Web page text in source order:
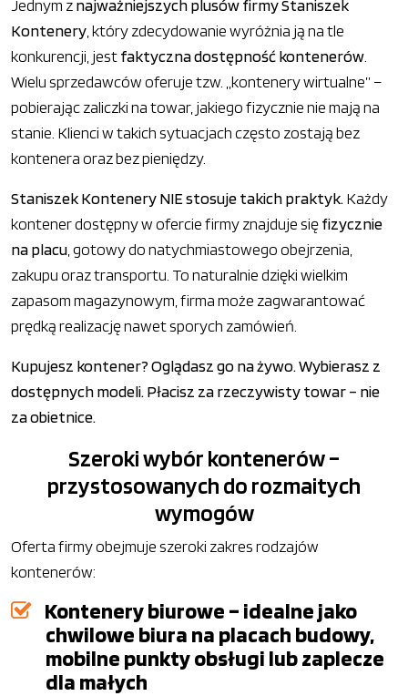
Jednym znajważniejszych plusów firmy Staniszek
Kontenery , który zdecydowanie wyróżnia ją na tle
konkurencji, jestfaktyczna dostępność kontenerów
Wielu sprzedawców oferuje tzw. „kontenery wirtualne” –
pobierając zaliczki na towar, jakiego fizycznie nie mają na
stanie. Klienci w takich sytuacjach często zostają bez
kontenera oraz bez pieniędzy.
Staniszek Kontenery NIE stosuje takich praktyk. Każdy
kontener dostępny w ofercie firmy znajduje sięfizycznie
na placu , gotowy do natychmiastowego obejrzenia,
zakupu oraz transportu. To naturalnie dzięki wielkim
zapasom magazynowym, firma może zagwarantować
prędką realizację nawet sporych zamówień.
Kupujesz kontener? Oglądasz go na żywo. Wybierasz z
dostępnych modeli. Płacisz za rzeczywisty towar – nie
za obietnice.
Szeroki wybór kontenerów –
przystosowanych do rozmaitych
wymogów
Oferta firmy obejmuje szeroki zakres rodzajów
kontenerów:
Kontenery biurowe – idealne jako
chwilowe biura na placach budowy,
mobilne punkty obsługi lub zaplecze
dla małych